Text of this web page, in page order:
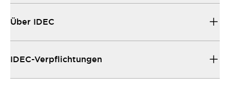
Über IDEC
IDEC-Verpflichtungen